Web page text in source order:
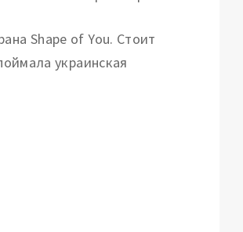
Shape of You. Стоит
украинская